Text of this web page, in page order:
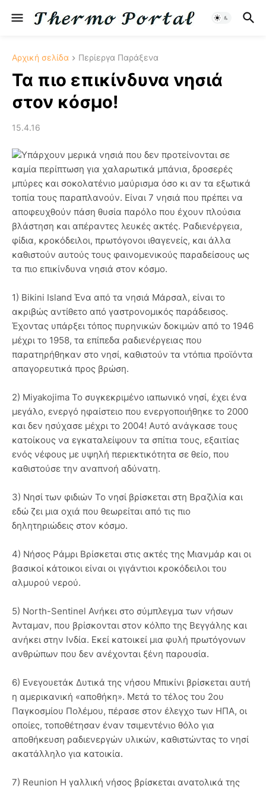
Αρχική σελίδα Περίεργα Παράξενα
Τα πιο επικίνδυνα νησιά
στον κόσμο!
15.4.16
Υπάρχουν μερικά νησιά που δεν προτείνονται σε
καμία περίπτωση για χαλαρωτικά μπάνια, δροσερές
μπύρες και σοκολατένιο μαύρισμα όσο κι αν τα εξωτικά
τοπία τους παραπλανούν. Είναι 7 νησιά που πρέπει να
αποφευχθούν πάση θυσία παρόλο που έχουν πλούσια
βλάστηση και απέραντες λευκές ακτές. Ραδιενέργεια,
φίδια, κροκόδειλοι, πρωτόγονοι ιθαγενείς, και άλλα
καθιστούν αυτούς τους φαινομενικούς παραδείσους ως
τα πιο επικίνδυνα νησιά στον κόσμο.
1) Bikini Island Ένα από τα νησιά Μάρσαλ, είναι το
ακριβώς αντίθετο από γαστρονομικός παράδεισος.
Έχοντας υπάρξει τόπος πυρηνικών δοκιμών από το 1946
μέχρι το 1958, τα επίπεδα ραδιενέργειας που
παρατηρήθηκαν στο νησί, καθιστούν τα ντόπια προϊόντα
απαγορευτικά προς βρώση.
2) Miyakojima Το συγκεκριμένο ιαπωνικό νησί, έχει ένα
μεγάλο, ενεργό ηφαίστειο που ενεργοποιήθηκε το 2000
και δεν ησύχασε μέχρι το 2004! Αυτό ανάγκασε τους
κατοίκους να εγκαταλείψουν τα σπίτια τους, εξαιτίας
ενός νέφους με υψηλή περιεκτικότητα σε θείο, που
καθιστούσε την αναπνοή αδύνατη.
3) Nησί των φιδιών Το νησί βρίσκεται στη Βραζιλία και
εδώ ζει μια οχιά που θεωρείται από τις πιο
δηλητηριώδεις στον κόσμο.
4) Νήσος Ράμρι Bρίσκεται στις ακτές της Μιανμάρ και οι
βασικοί κάτοικοι είναι οι γιγάντιοι κροκόδειλοι του
αλμυρού νερού.
5) North-Sentinel Ανήκει στο σύμπλεγμα των νήσων
Άνταμαν, που βρίσκονται στον κόλπο της Βεγγάλης και
ανήκει στην Ινδία. Εκεί κατοικεί μια φυλή πρωτόγονων
ανθρώπων που δεν ανέχονται ξένη παρουσία.
6) Ενεγουετάκ Δυτικά της νήσου Μπικίνι βρίσκεται αυτή
η αμερικανική «αποθήκη». Μετά το τέλος του 2ου
Παγκοσμίου Πολέμου, πέρασε στον έλεγχο των ΗΠΑ, οι
οποίες, τοποθέτησαν έναν τσιμεντένιο θόλο για
αποθήκευση ραδιενεργών υλικών, καθιστώντας το νησί
ακατάλληλο για κατοικία.
7) Reunion Η γαλλική νήσος βρίσκεται ανατολικά της